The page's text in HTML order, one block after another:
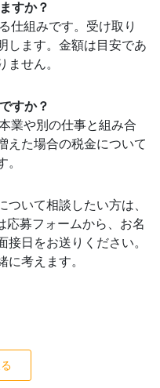
すか？
仕組みです。受け取り
します。金額は目安であ
ません。
すか？
業や別の仕事と組み合
えた場合の税金について
。
いて相談したい方は、
応募フォームから、お名
日をお送りください。
に考えます。